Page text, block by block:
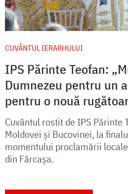
CUVÂNTUL IERARHULUI
IPS Părinte Teofan:
Dumnezeu pentru un
pentru o nouă
Cuvântul rostit de IPS Părinte
Moldovei și Bucovinei, la
momentului proclamării
din Fărcașa.